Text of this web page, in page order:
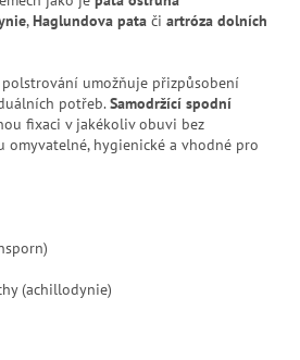
,Haglundova pata či artróza dolních
umožňuje přizpůsobení
potřeb.Samodržící spodní
fixaci v jakékoliv obuvi bez
omyvatelné, hygienické a vhodné pro
(achillodynie)